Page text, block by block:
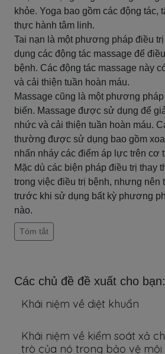
khỏe. Yoga bao gồm các động tác,
thực hành tâm linh.
Tai nạn là một phương pháp điều
dụng các động tác massage để
bệnh. Các động tác massage này
và cải thiện tuần hoàn máu.
Massage cũng là một phương
biến. Massage được sử dụng để
nhức và cải thiện tuần hoàn máu.
thường được sử dụng bao gồm
nhấn nháy các điểm áp lực trên cơ
Mặc dù các biện pháp điều trị thay
trong việc điều trị bệnh, nhưng nên
trước khi sử dụng bất kỳ phương
nào.
Tóm tắt
Các chủ đề đề xuất cho bạn:
Khái niệm về diệt khuẩn
Khái niệm về kiểm soát xả
trò của nó trong bảo vệ môi